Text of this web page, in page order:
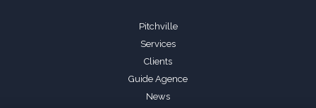
Pitchville
Services
Clients
Guide Agence
News